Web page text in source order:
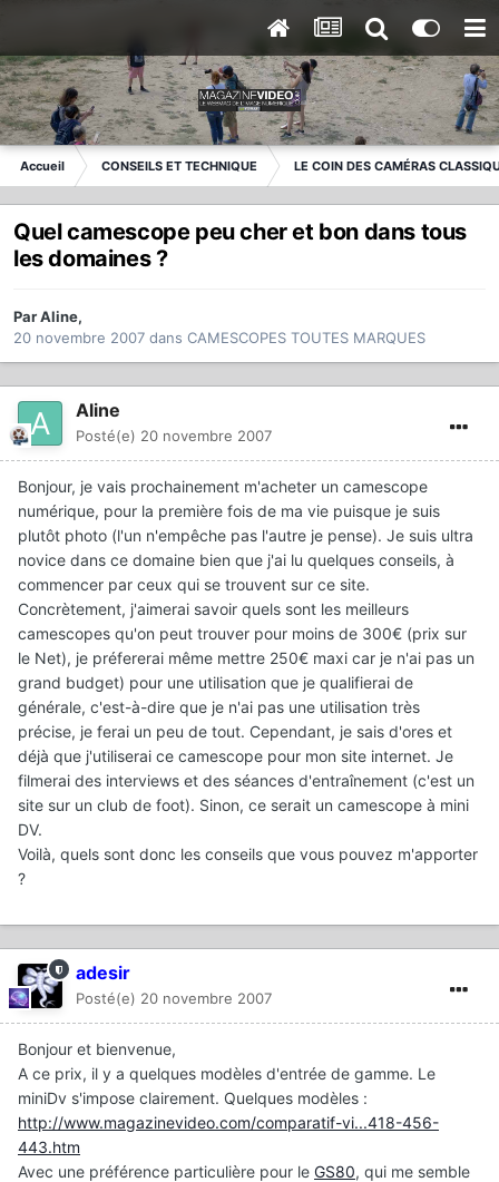
Accueil CONSEILS ET TECHNIQUE LE COIN DES CAMÉRAS
Quel camescope peu cher et bon dans tous
les domaines ?
ParAline,
20 novembre 2007 dans CAMESCOPES TOUTES MARQUES
Aline
Posté(e) 20 novembre 2007
Bonjour, je vais prochainement m'acheter un camescope
numérique, pour la première fois de ma vie puisque je suis
plutôt photo (l'un n'empêche pas l'autre je pense). Je suis ultra
novice dans ce domaine bien que j'ai lu quelques conseils, à
commencer par ceux qui se trouvent sur ce site.
Concrètement, j'aimerai savoir quels sont les meilleurs
camescopes qu'on peut trouver pour moins de 300€ (prix sur
le Net), je préfererai même mettre 250€ maxi car je n'ai pas un
grand budget) pour une utilisation que je qualifierai de
générale, c'est-à-dire que je n'ai pas une utilisation très
précise, je ferai un peu de tout. Cependant, je sais d'ores et
déjà que j'utiliserai ce camescope pour mon site internet. Je
filmerai des interviews et des séances d'entraînement (c'est un
site sur un club de foot). Sinon, ce serait un camescope à mini
DV.
Voilà, quels sont donc les conseils que vous pouvez m'apporter
?
adesir
Posté(e) 20 novembre 2007
Bonjour et bienvenue,
A ce prix, il y a quelques modèles d'entrée de gamme. Le
miniDv s'impose clairement. Quelques modèles :
http://www.magazinevideo.com/comparatif-vi...418-456-
443.htm
Avec une préférence particulière pour le GS80, qui me semble